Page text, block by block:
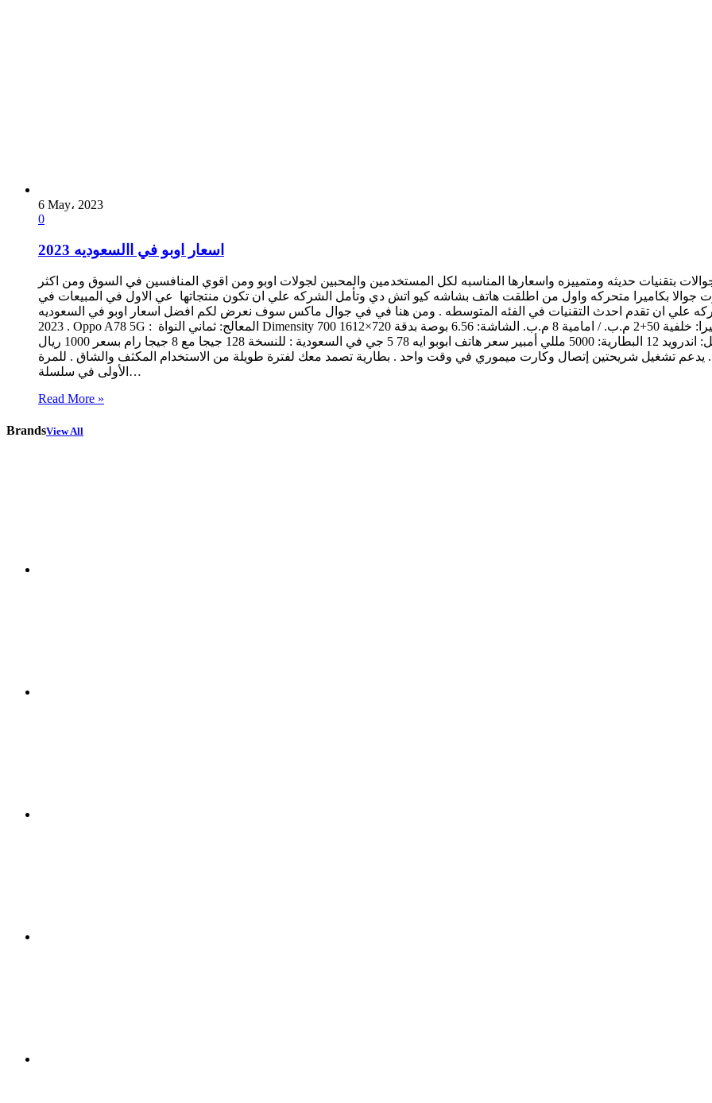
6 May، 2023
0
اسعار اوبو في االسعوديه 2023
بتقنيات حديثه ومتمييزه واسعارها المناسبه لكل المستخدمين والمحبين لجولات اوبو ومن اقوي المنافسين في السوق ومن اكثر
جوالا بكاميرا متحركه واول من اطلقت هاتف بشاشه كيو اتش دي وتأمل الشركه علي ان تكون منتجاتها عي الاول في المبيعات في
علي ان تقدم احدث التقنيات في الفئه المتوسطه . ومن هنا في في جوال ماكس سوف نعرض لكم افضل اسعار اوبو في السعوديه
2023 . Oppo A78 5G : المعالج: ثماني النواة Dimensity 700 تكنولوجيا 7 نانو التخزين / الرام: 128 جيجا بايت مع 4/8 جيجا رام الكاميرا: خلفية 50+2 م.ب. / امامية 8 م.ب. الشاشة: 6.56 بوصة بدقة 720×1612
بها نوتش صغير نظام التشغيل: اندرويد 12 البطارية: 5000 مللي أمبير سعر هاتف ابوبو ايه 78 5 جي في السعودية : للنسخة 128 جيجا مع 8 جيجا رام بسعر 1000 ريال Oppo A9 2020 :- استجابة البصمة
. يدعم تشغيل شريحتين إتصال وكارت ميموري في وقت واحد . بطارية تصمد معك لفترة طويلة من الاستخدام المكثف والشاق . للمرة
الأولى في سلسلة…
Read More »
BrandsView All